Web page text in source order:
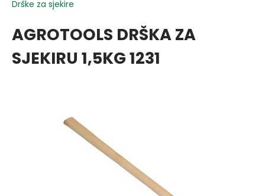
Drške za sjekire
AGROTOOLS DRŠKA ZA
SJEKIRU 1,5KG 1231